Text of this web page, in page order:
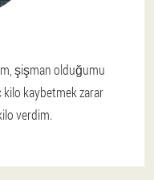
şişman olduğumu
kaybetmek zarar
verdim.